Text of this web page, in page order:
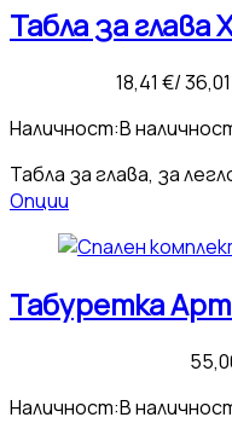
Табла за глава
18,41 €/
Наличност:В
Табла за глава, за
Опции
Табуретка
Наличност:В